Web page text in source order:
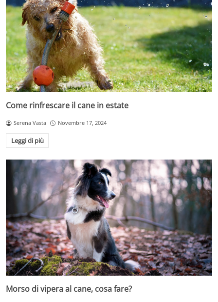
Come rinfrescare il cane in estate
Serena Vasta Novembre 17, 2024
Leggi di più
Morso di vipera al cane, cosa fare?